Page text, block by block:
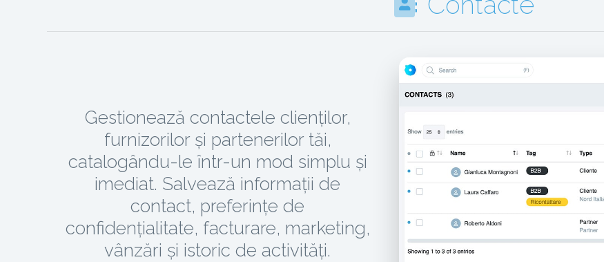
Gestionează contactele clienților,
furnizorilor și partenerilor tăi,
catalogându-le într-un mod simplu și
imediat. Salvează informații de
contact, preferințe de
confidențialitate, facturare, marketing,
vânzări și istoric de activități.